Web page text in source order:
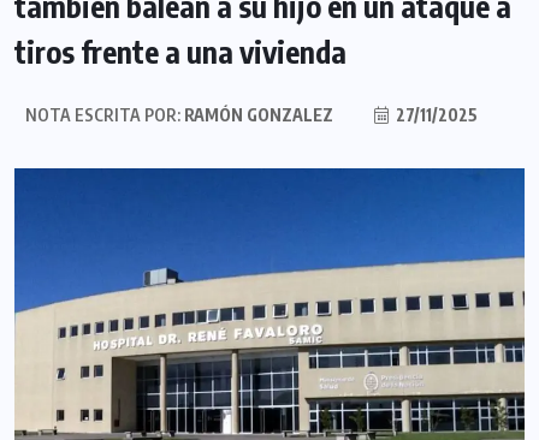
tiros frente a una vivienda
NOTA ESCRITA POR: RAMÓN GONZALEZ 27/11/2025